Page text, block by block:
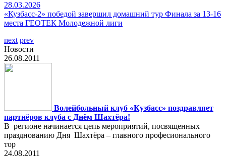
28.03.2026
«Кузбасс-2» победой завершил домашний тур Финала за 13-16
места ГЕОТЕК Молодежной лиги
next prev
Новости
26.08.2011
Волейбольный клуб «Кузбасс» поздравляет
партнёров клуба с Днём Шахтёра!
В регионе начинается цепь мероприятий, посвященных
празднованию Дня Шахтёра – главного професионального
тор
24.08.2011